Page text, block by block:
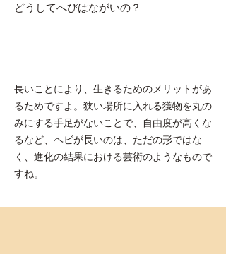
どうしてへびはながいの？
長いことにより、生きるためのメリットがあ
るためですよ。狭い場所に入れる獲物を丸の
みにする手足がないことで、自由度が高くな
るなど、ヘビが長いのは、ただの形ではな
く、進化の結果における芸術のようなもので
すね。